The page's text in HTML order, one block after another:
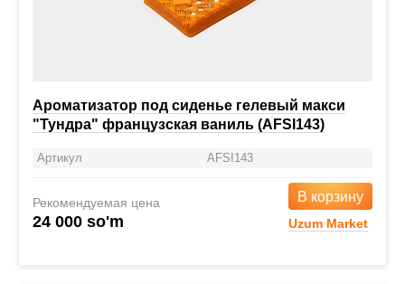
Ароматизатор под сиденье гелевый макси
"Тундра" французская ваниль (AFSI143)
Артикул AFSI143
Рекомендуемая цена
24 000 so'm
В корзину
Uzum Market